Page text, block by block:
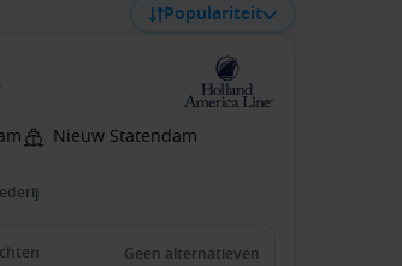
Populariteit
Nieuw Statendam
Geen alternatieven